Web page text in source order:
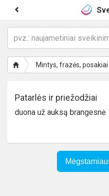
Mintys, frazės, posakiai
Patarlės ir priežodžiai
duona už auksą brangesnė